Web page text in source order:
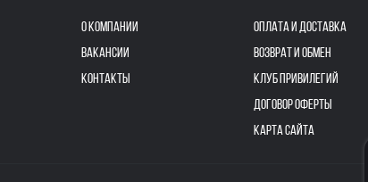
О КОМПАНИИ
ВАКАНСИИ
КОНТАКТЫ
ОПЛАТА И ДОСТАВКА
ВОЗВРАТ И ОБМЕН
КЛУБ ПРИВИЛЕГИЙ
ДОГОВОР ОФЕРТЫ
КАРТА САЙТА